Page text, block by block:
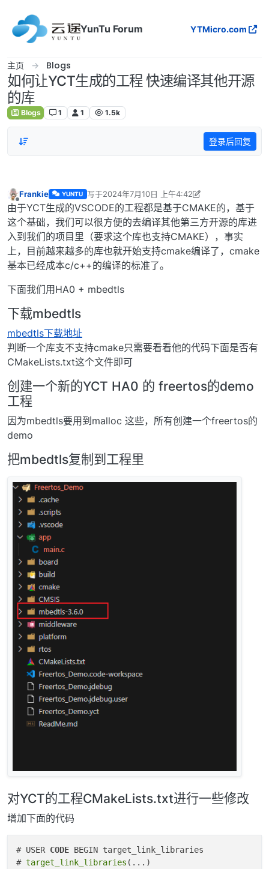
YunTu Forum
YTMicro.com
主页 Blogs
如何让YCT生成的工程 快速编译其他开源
的库
Blogs 1 1 1.5k
登录后回复
离线
Frankie YUNTU 写于2024年7月10日 上午4:42
最后由 Frankie 编辑 2024年7月10日 下午12:58
由于YCT生成的VSCODE的工程都是基于CMAKE的，基于
这个基础，我们可以很方便的去编译其他第三方开源的库进
入到我们的项目里（要求这个库也支持CMAKE），事实
上，目前越来越多的库也就开始支持cmake编译了，cmake
基本已经成本c/c++的编译的标准了。
下面我们用HA0 + mbedtls
下载mbedtls
mbedtls下载地址
判断一个库支不支持cmake只需要看看他的代码下面是否有
CMakeLists.txt这个文件即可
创建一个新的YCT HA0 的 freertos的demo
工程
因为mbedtls要用到malloc 这些，所有创建一个freertos的
demo
把mbedtls复制到工程里
对YCT的工程CMakeLists.txt进行一些修改
增加下面的代码
# USER CODE BEGIN target_link_libraries
# target_link_libraries